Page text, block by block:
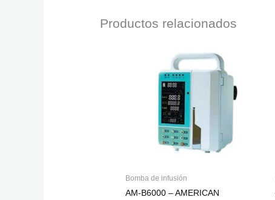
Productos relacionados
Bomba de infusión
AM-B6000 – AMERICAN